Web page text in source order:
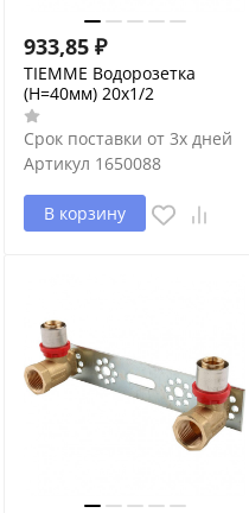
933,85 ₽
TIEMME Водорозетка
(H=40мм) 20x1/2
Срок поставки от 3х дней
Артикул 1650088
В корзину